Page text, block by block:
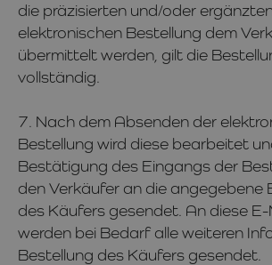
die präzisierten und/oder
elektronischen Bestellung dem
übermittelt werden, gilt die
vollständig.
7. Nach dem Absenden der
Bestellung wird diese bearbeitet
Bestätigung des Eingangs der
den Verkäufer an die angegebene
des Käufers gesendet. An diese
werden bei Bedarf alle weiteren
Bestellung des Käufers gesendet.